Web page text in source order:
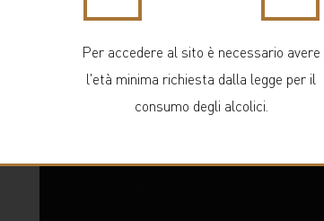
Gin Marcati
Per accedere al sito è necessario avere
l'età minima richiesta dalla legge per il
consumo degli alcolici.